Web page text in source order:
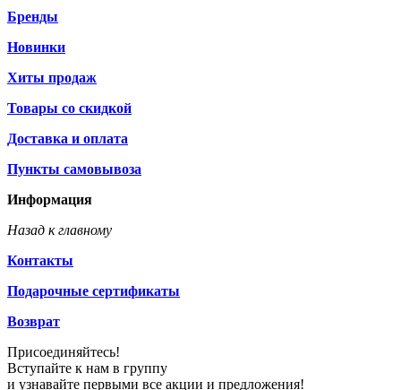
Бренды
Новинки
Хиты продаж
Товары со скидкой
Доставка и оплата
Пункты самовывоза
Информация
Назад к главному
Контакты
Подарочные сертификаты
Возврат
Присоединяйтесь!
Вступайте к нам в группу
и узнавайте первыми все акции и предложения!